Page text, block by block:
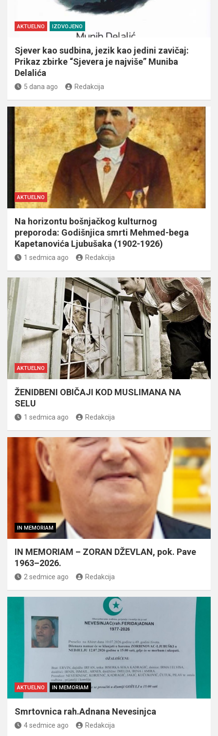
AKTUELNO IZDVOJENO
Sjever kao sudbina, jezik kao jedini zavičaj:
Prikaz zbirke “Sjevera je najviše” Muniba
Delalića
5 dana ago Redakcija
AKTUELNO
Na horizontu bošnjačkog kulturnog
preporoda: Godišnjica smrti Mehmed-bega
Kapetanovića Ljubušaka (1902-1926)
1 sedmica ago Redakcija
AKTUELNO
ŽENIDBENI OBIČAJI KOD MUSLIMANA NA
SELU
1 sedmica ago Redakcija
IN MEMORIAM
IN MEMORIAM – ZORAN DŽEVLAN, pok. Pave
1963–2026.
2 sedmice ago Redakcija
AKTUELNO IN MEMORIAM
Smrtovnica rah.Adnana Nevesinjca
4 sedmice ago Redakcija